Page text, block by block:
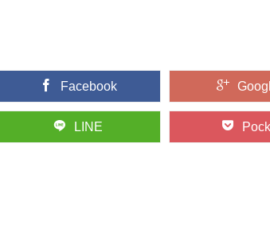
木材の「赤身」と「白太」って何？その違いとは
Facebook
LINE